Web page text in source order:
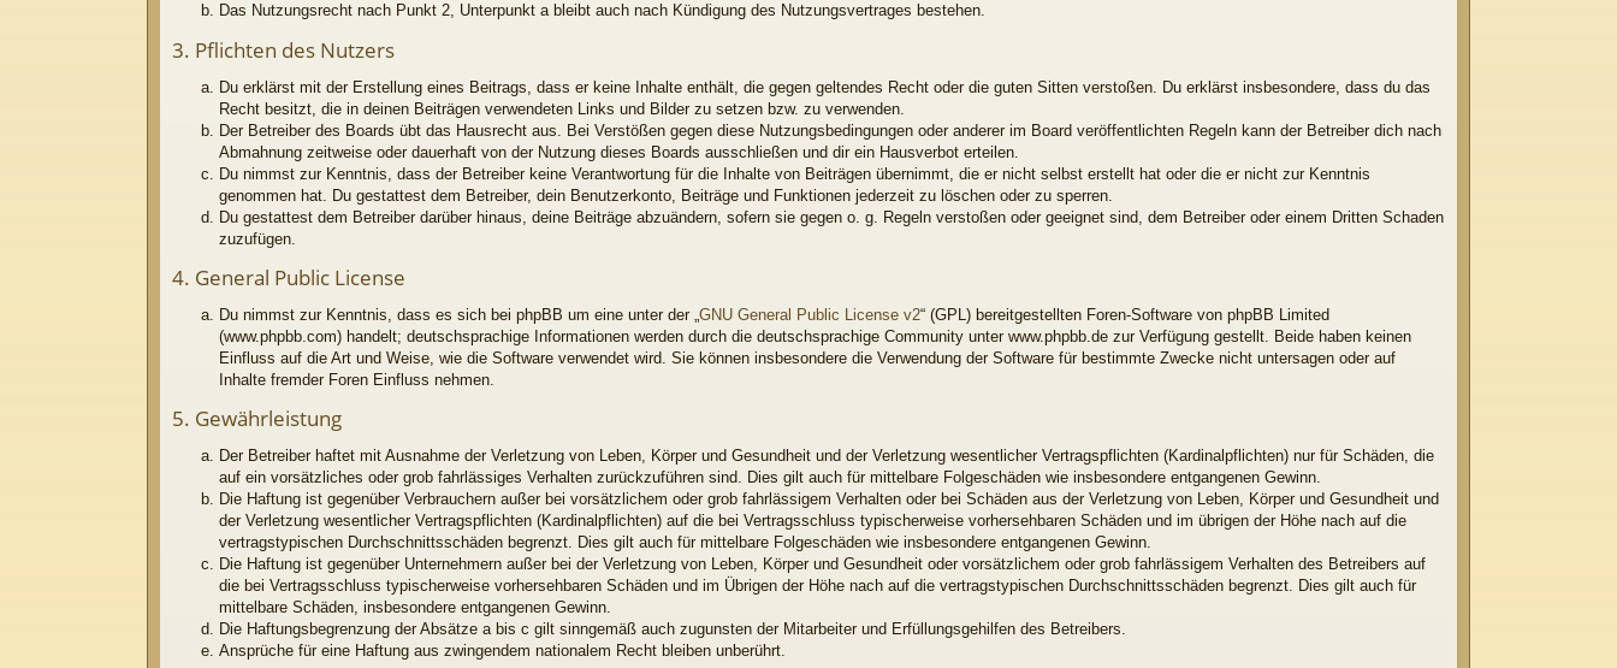
Das Nutzungsrecht nach Punkt 2, Unterpunkt a bleibt auch nach Kündigung des Nutzungsvertrages bestehen.
3. Pflichten des Nutzers
Du erklärst mit der Erstellung eines Beitrags, dass er keine Inhalte enthält, die gegen geltendes Recht oder die guten Sitten verstoßen. Du erklärst insbesondere, dass du das
Recht besitzt, die in deinen Beiträgen verwendeten Links und Bilder zu setzen bzw. zu verwenden.
Der Betreiber des Boards übt das Hausrecht aus. Bei Verstößen gegen diese Nutzungsbedingungen oder anderer im Board veröffentlichten Regeln kann der Betreiber dich nach
Abmahnung zeitweise oder dauerhaft von der Nutzung dieses Boards ausschließen und dir ein Hausverbot erteilen.
Du nimmst zur Kenntnis, dass der Betreiber keine Verantwortung für die Inhalte von Beiträgen übernimmt, die er nicht selbst erstellt hat oder die er nicht zur Kenntnis
genommen hat. Du gestattest dem Betreiber, dein Benutzerkonto, Beiträge und Funktionen jederzeit zu löschen oder zu sperren.
Du gestattest dem Betreiber darüber hinaus, deine Beiträge abzuändern, sofern sie gegen o. g. Regeln verstoßen oder geeignet sind, dem Betreiber oder einem Dritten Schaden
zuzufügen.
4. General Public License
Du nimmst zur Kenntnis, dass es sich bei phpBB um eine unter der „ GNU General Public License v2“ (GPL) bereitgestellten Foren-Software von phpBB Limited
(www.phpbb.com) handelt; deutschsprachige Informationen werden durch die deutschsprachige Community unter www.phpbb.de zur Verfügung gestellt. Beide haben keinen
Einfluss auf die Art und Weise, wie die Software verwendet wird. Sie können insbesondere die Verwendung der Software für bestimmte Zwecke nicht untersagen oder auf
Inhalte fremder Foren Einfluss nehmen.
5. Gewährleistung
Der Betreiber haftet mit Ausnahme der Verletzung von Leben, Körper und Gesundheit und der Verletzung wesentlicher Vertragspflichten (Kardinalpflichten) nur für Schäden, die
auf ein vorsätzliches oder grob fahrlässiges Verhalten zurückzuführen sind. Dies gilt auch für mittelbare Folgeschäden wie insbesondere entgangenen Gewinn.
Die Haftung ist gegenüber Verbrauchern außer bei vorsätzlichem oder grob fahrlässigem Verhalten oder bei Schäden aus der Verletzung von Leben, Körper und Gesundheit und
der Verletzung wesentlicher Vertragspflichten (Kardinalpflichten) auf die bei Vertragsschluss typischerweise vorhersehbaren Schäden und im übrigen der Höhe nach auf die
vertragstypischen Durchschnittsschäden begrenzt. Dies gilt auch für mittelbare Folgeschäden wie insbesondere entgangenen Gewinn.
Die Haftung ist gegenüber Unternehmern außer bei der Verletzung von Leben, Körper und Gesundheit oder vorsätzlichem oder grob fahrlässigem Verhalten des Betreibers auf
die bei Vertragsschluss typischerweise vorhersehbaren Schäden und im Übrigen der Höhe nach auf die vertragstypischen Durchschnittsschäden begrenzt. Dies gilt auch für
mittelbare Schäden, insbesondere entgangenen Gewinn.
Die Haftungsbegrenzung der Absätze a bis c gilt sinngemäß auch zugunsten der Mitarbeiter und Erfüllungsgehilfen des Betreibers.
Ansprüche für eine Haftung aus zwingendem nationalem Recht bleiben unberührt.